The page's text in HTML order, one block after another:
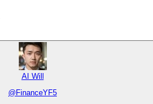
AI Will
@ FinanceYF5